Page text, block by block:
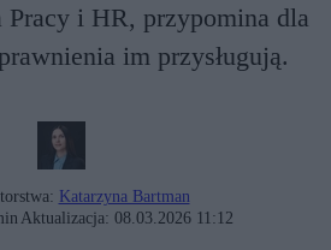
Pracy i HR, przypomina dla
im przysługują.
Katarzyna Bartman
Aktualizacja: 08.03.2026 11:12